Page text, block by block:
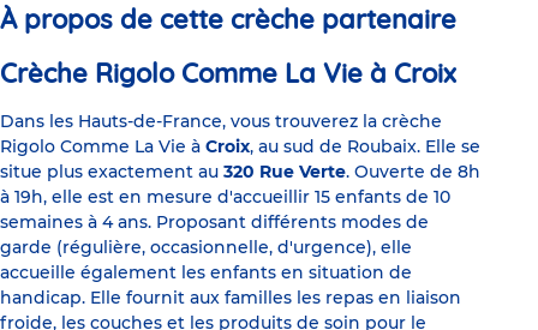
À propos de cette crèche partenaire
Crèche Rigolo Comme La Vie à Croix
Dans les Hauts-de-France, vous trouverez la crèche
Rigolo Comme La Vie à Croix, au sud de Roubaix. Elle se
situe plus exactement au 320 Rue Verte. Ouverte de 8h
à 19h, elle est en mesure d'accueillir 15 enfants de 10
semaines à 4 ans. Proposant différents modes de
garde (régulière, occasionnelle, d'urgence), elle
accueille également les enfants en situation de
handicap. Elle fournit aux familles les repas en liaison
froide, les couches et les produits de soin pour le